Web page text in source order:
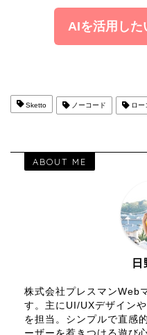
AIを活用した
Sketto ノーコード ロー
ABOUT ME
株式会社プレスマンWeb
す。主にUI/UXデザイン
を担当。シンプルで直感